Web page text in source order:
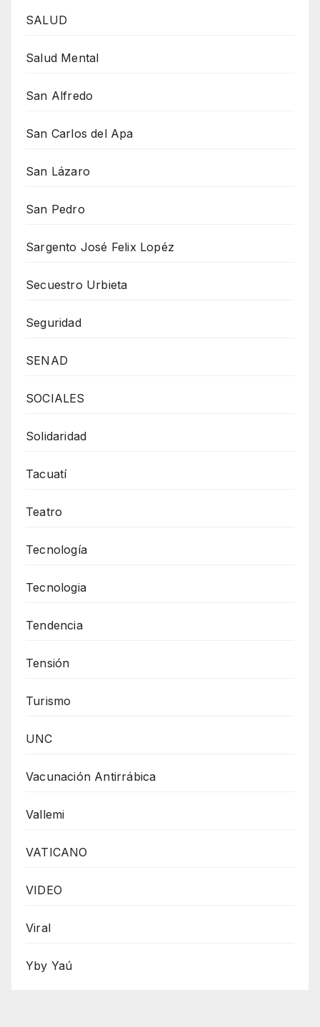
SALUD
Salud Mental
San Alfredo
San Carlos del Apa
San Lázaro
San Pedro
Sargento José Felix Lopéz
Secuestro Urbieta
Seguridad
SENAD
SOCIALES
Solidaridad
Tacuatí
Teatro
Tecnología
Tecnologia
Tendencia
Tensión
Turismo
UNC
Vacunación Antirrábica
Vallemi
VATICANO
VIDEO
Viral
Yby Yaú